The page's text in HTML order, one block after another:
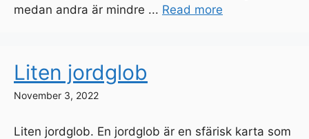
medan andra är mindre ... Read more
Liten jordglob
November 3, 2022
Liten jordglob. En jordglob är en sfärisk karta som